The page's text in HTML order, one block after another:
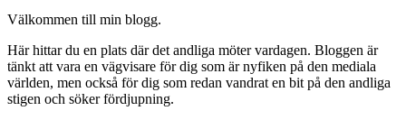
Välkommen till min blogg.
Här hittar du en plats där det andliga möter vardagen. Bloggen är
tänkt att vara en vägvisare för dig som är nyfiken på den mediala
världen, men också för dig som redan vandrat en bit på den andliga
stigen och söker fördjupning.